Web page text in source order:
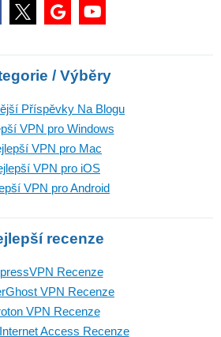
/ Výběry
Příspěvky Na Blogu
VPN pro Windows
VPN pro Mac
VPN pro iOS
VPN pro Android
recenze
Recenze
VPN Recenze
VPN Recenze
Access Recenze